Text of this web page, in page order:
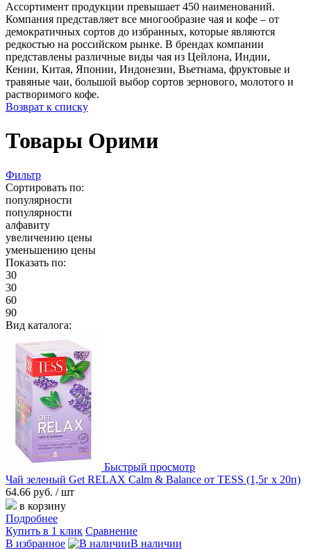
Ассортимент продукции превышает 450 наименований.
Компания представляет все многообразие чая и кофе – от
демократичных сортов до избранных, которые являются
редкостью на российском рынке. В брендах компании
представлены различные виды чая из Цейлона, Индии,
Кении, Китая, Японии, Индонезии, Вьетнама, фруктовые и
травяные чаи, большой выбор сортов зернового, молотого и
растворимого кофе.
Возврат к списку
Товары Орими
Фильтр
Сортировать по:
популярности
популярности
алфавиту
увеличению цены
уменьшению цены
Показать по:
30
30
60
90
Вид каталога:
Быстрый просмотр
Чай зеленый Get RELAX Calm & Balance от TESS (1,5г х 20п)
64.66 руб. / шт
в корзину
Подробнее
Купить в 1 клик Сравнение
В избранное
В наличии